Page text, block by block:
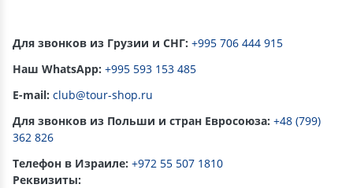
Для звонков из Грузии и СНГ: +995 706 444 915
Наш WhatsApp: +995 593 153 485
E-mail: club@tour-shop.ru
Для звонков из Польши и стран Евросоюза: +48 (799)
362 826
Телефон в Израиле: +972 55 507 1810
Реквизиты: